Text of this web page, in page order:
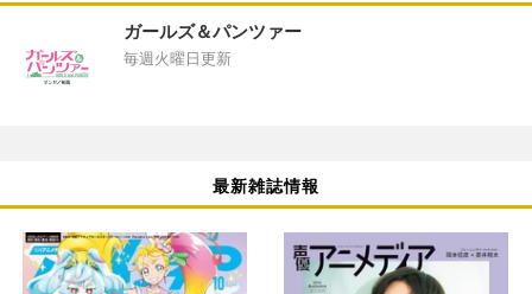
ガールズ＆パンツァー
毎週火曜日更新
最新雑誌情報